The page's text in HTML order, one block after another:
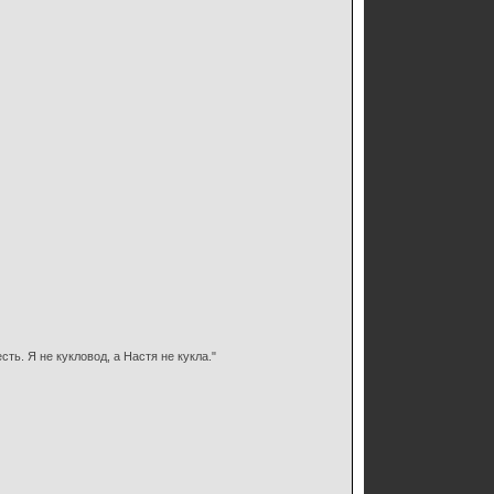
Я не кукловод, а Настя не кукла."